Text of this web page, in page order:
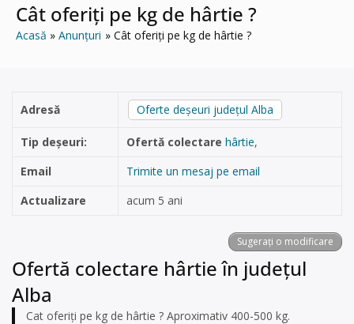
Cât oferiți pe kg de hârtie ?
Acasă Anunțuri Cât oferiți pe kg de hârtie ?
Adresă Oferte deșeuri județul Alba
Tip deșeuri: Ofertă colectare hârtie,
Email
Trimite un mesaj pe email
Actualizare
acum 5 ani
Sugerați o modificare
Ofertă colectare hârtie în județul
Alba
Cat oferiți pe kg de hârtie ? Aproximativ 400-500 kg.